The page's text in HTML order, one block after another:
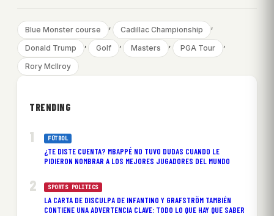
Blue Monster course , Cadillac Championship ,
Donald Trump , Golf , Masters , PGA Tour ,
Rory McIlroy
TRENDING
FÚTBOL
¿TE DISTE CUENTA? MBAPPÉ NO TUVO DUDAS CUANDO LE
PIDIERON NOMBRAR A LOS MEJORES JUGADORES DEL MUNDO
SPORTS POLITICS
LA CARTA DE DISCULPA DE INFANTINO Y GRAFSTRÖM TAMBIÉN
CONTIENE UNA ADVERTENCIA CLAVE: TODO LO QUE HAY QUE SABER